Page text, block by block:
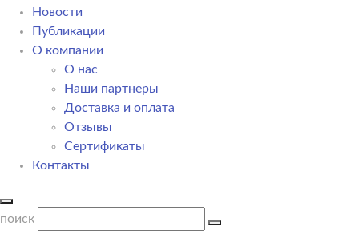
Новости
Публикации
О компании
О нас
Наши партнеры
Доставка и оплата
Отзывы
Сертификаты
Контакты
поиск